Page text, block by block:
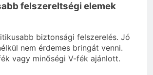
felszereltségi elemek
biztonsági felszerelés. Jó
nem érdemes bringát venni.
vagy minőségi V-fék ajánlott.